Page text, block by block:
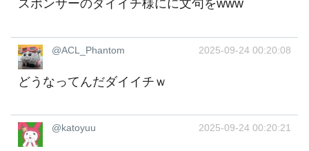
スポンサーのダイイチ様にに文句をwww
@ACL_Phantom 2025-09-24 00:20:08
どうなってんだダイイチｗ
@katoyuu 2025-09-24 00:20:21